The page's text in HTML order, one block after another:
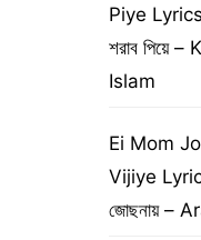
Piye Lyrics
শরাব পিয়ে
Islam
Ei Mom
Vijiye
জোছনায় –